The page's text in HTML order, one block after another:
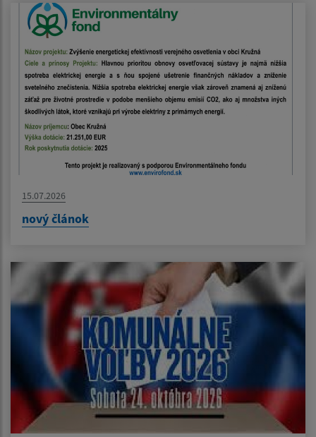
15.07.2026
nový článok